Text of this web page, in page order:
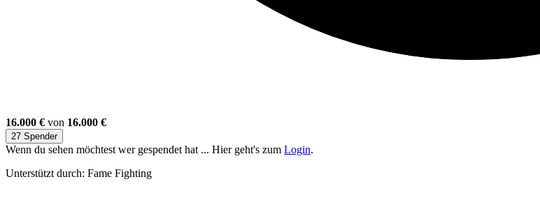
16.000 € von 16.000 €
27 Spender
Wenn du sehen möchtest wer gespendet hat ... Hier geht's zum Login.
Unterstützt durch: Fame Fighting